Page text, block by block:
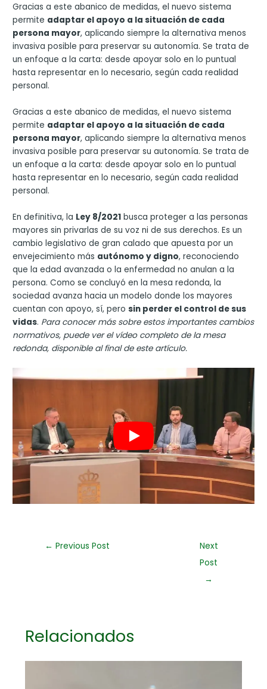
Gracias a este abanico de medidas, el nuevo sistema
permite adaptar el apoyo a la situación de cada
persona mayor, aplicando siempre la alternativa menos
invasiva posible para preservar su autonomía. Se trata de
un enfoque a la carta: desde apoyar solo en lo puntual
hasta representar en lo necesario, según cada realidad
personal.
Gracias a este abanico de medidas, el nuevo sistema
permite adaptar el apoyo a la situación de cada
persona mayor, aplicando siempre la alternativa menos
invasiva posible para preservar su autonomía. Se trata de
un enfoque a la carta: desde apoyar solo en lo puntual
hasta representar en lo necesario, según cada realidad
personal.
En definitiva, la Ley 8/2021 busca proteger a las personas
mayores sin privarlas de su voz ni de sus derechos. Es un
cambio legislativo de gran calado que apuesta por un
envejecimiento más autónomo y digno, reconociendo
que la edad avanzada o la enfermedad no anulan a la
persona. Como se concluyó en la mesa redonda, la
sociedad avanza hacia un modelo donde los mayores
cuentan con apoyo, sí, perosin perder el control de sus
vidas. Para conocer más sobre estos importantes cambios
normativos, puede ver el vídeo completo de la mesa
redonda, disponible al final de este artículo.
← Previous Post
Next
Post
→
Relacionados